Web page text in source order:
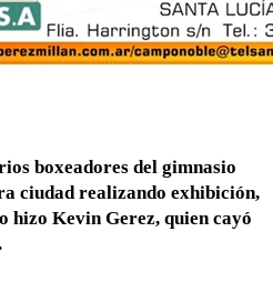
boxeadores del gimnasio
ciudad realizando exhibición,
hizo Kevin Gerez, quien cayó